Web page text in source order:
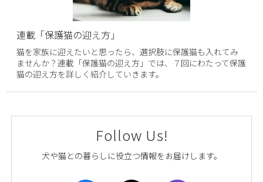
連載「保護猫の迎え方」
猫を家族に迎えたいと思ったら、選択肢に保護猫も入れてみ
ませんか？連載「保護猫の迎え方」では、７回にわたって保護
猫の迎え方を詳しく紹介していきます。
Follow Us!
犬や猫との暮らしに役立つ情報をお届けします。